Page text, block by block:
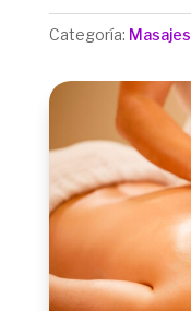
CON
ACEITE
LAVANDA
CANTIDAD
Categoría: Masajes